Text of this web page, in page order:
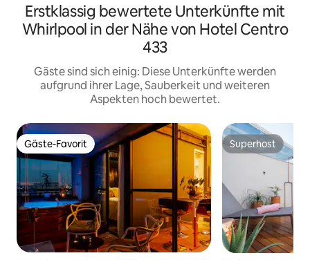
Erstklassig bewertete Unterkünfte mit
Whirlpool in der Nähe von Hotel Centro
433
Gäste sind sich einig: Diese Unterkünfte werden
aufgrund ihrer Lage, Sauberkeit und weiteren
Aspekten hoch bewertet.
Gäste-Favorit
Gäste-Favorit Superhost
Superhost